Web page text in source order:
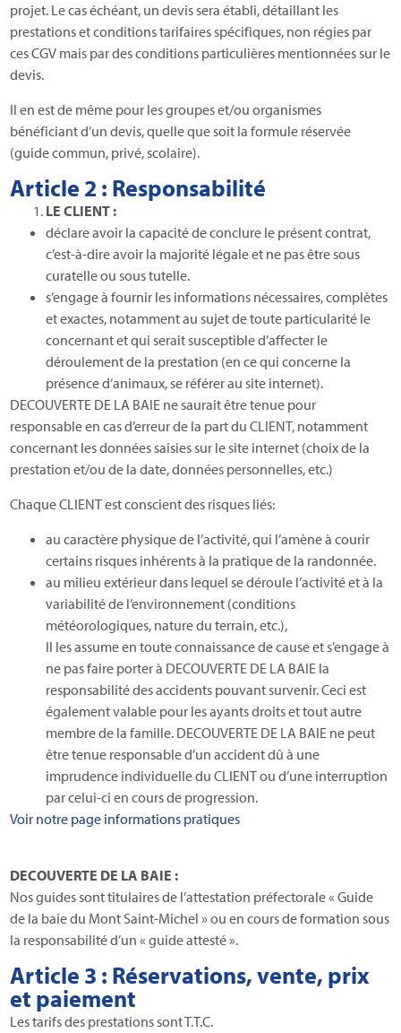
projet. Le cas échéant, un devis sera établi, détaillant les
prestations et conditions tarifaires spécifiques, non régies par
ces CGV mais par des conditions particulières mentionnées sur le
devis.
Il en est de même pour les groupes et/ou organismes
bénéficiant d’un devis, quelle que soit la formule réservée
(guide commun, privé, scolaire).
Article 2 : Responsabilité
LE CLIENT :
déclare avoir la capacité de conclure le présent contrat,
c’est-à-dire avoir la majorité légale et ne pas être sous
curatelle ou sous tutelle.
s’engage à fournir les informations nécessaires, complètes
et exactes, notamment au sujet de toute particularité le
concernant et qui serait susceptible d’affecter le
déroulement de la prestation (en ce qui concerne la
présence d’animaux, se référer au site internet).
DECOUVERTE DE LA BAIE ne saurait être tenue pour
responsable en cas d’erreur de la part du CLIENT, notamment
concernant les données saisies sur le site internet (choix de la
prestation et/ou de la date, données personnelles, etc.)
Chaque CLIENT est conscient des risques liés:
au caractère physique de l’activité, qui l’amène à courir
certains risques inhérents à la pratique de la randonnée.
au milieu extérieur dans lequel se déroule l’activité et à la
variabilité de l’environnement (conditions
météorologiques, nature du terrain, etc.),
Il les assume en toute connaissance de cause et s’engage à
ne pas faire porter à DECOUVERTE DE LA BAIE la
responsabilité des accidents pouvant survenir. Ceci est
également valable pour les ayants droits et tout autre
membre de la famille. DECOUVERTE DE LA BAIE ne peut
être tenue responsable d’un accident dû à une
imprudence individuelle du CLIENT ou d’une interruption
par celui-ci en cours de progression.
Voir notre page informations pratiques
DECOUVERTE DE LA BAIE :
Nos guides sont titulaires de l’attestation préfectorale « Guide
de la baie du Mont Saint-Michel » ou en cours de formation sous
la responsabilité d’un « guide attesté ».
Article 3 : Réservations, vente, prix
et paiement
Les tarifs des prestations sont T.T.C.